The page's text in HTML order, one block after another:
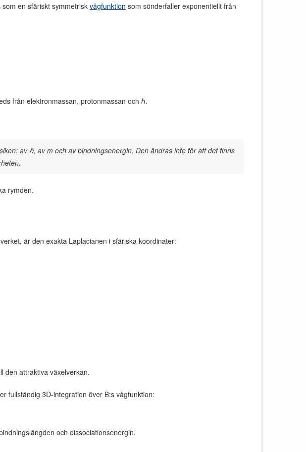
en sfäriskt symmetrisk vågfunktion som sönderfaller exponentiellt från
från elektronmassan, protonmassan och ℏ.
av ℏ, av m och av bindningsenergin. Den ändras inte för att det finns
rymden.
är den exakta Laplacianen i sfäriska koordinater:
den attraktiva växelverkan.
fullständig 3D-integration över B:s vågfunktion:
och dissociationsenergin.